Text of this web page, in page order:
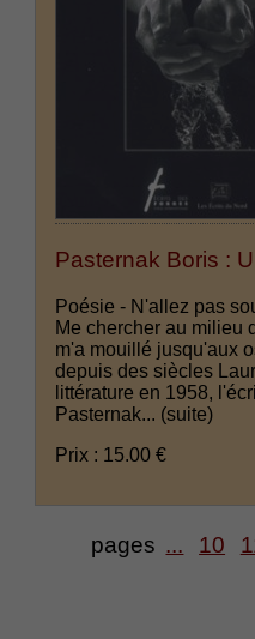
Pasternak Boris :
Poésie - N'allez pas
Me chercher au milieu
m'a mouillé jusqu'aux
depuis des siècles
littérature en 1958,
Pasternak... (suite)
Prix : 15.00 €
pages ... 10